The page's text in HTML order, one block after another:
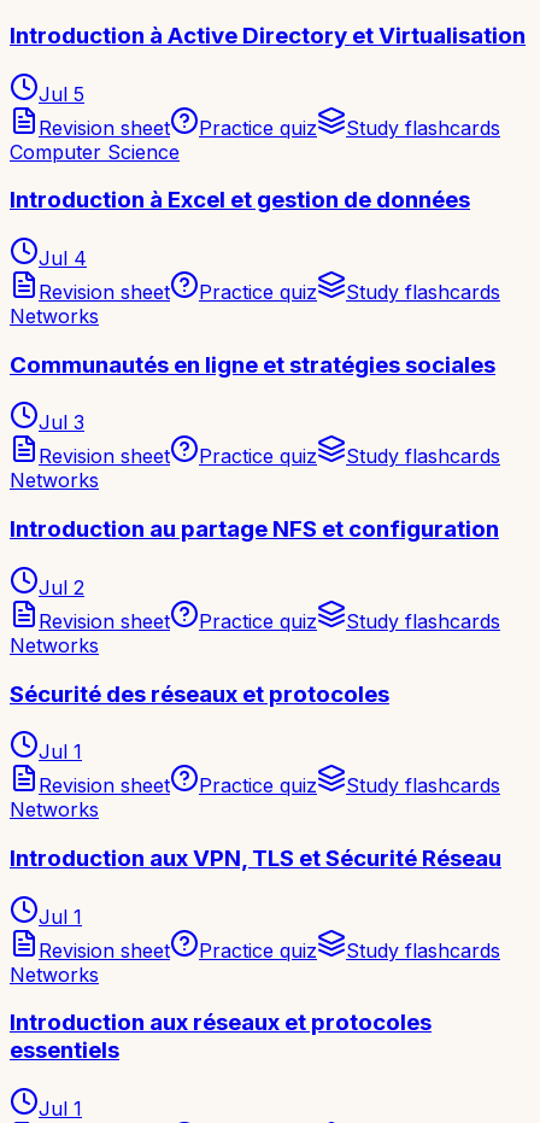
Introduction à Active Directory et Virtualisation
Jul 5
Revision sheet
Practice quiz
Study flashcards
Computer Science
Introduction à Excel et gestion de données
Jul 4
Revision sheet
Practice quiz
Study flashcards
Networks
Communautés en ligne et stratégies sociales
Jul 3
Revision sheet
Practice quiz
Study flashcards
Networks
Introduction au partage NFS et configuration
Jul 2
Revision sheet
Practice quiz
Study flashcards
Networks
Sécurité des réseaux et protocoles
Jul 1
Revision sheet
Practice quiz
Study flashcards
Networks
Introduction aux VPN, TLS et Sécurité Réseau
Jul 1
Revision sheet
Practice quiz
Study flashcards
Networks
Introduction aux réseaux et protocoles
essentiels
Jul 1